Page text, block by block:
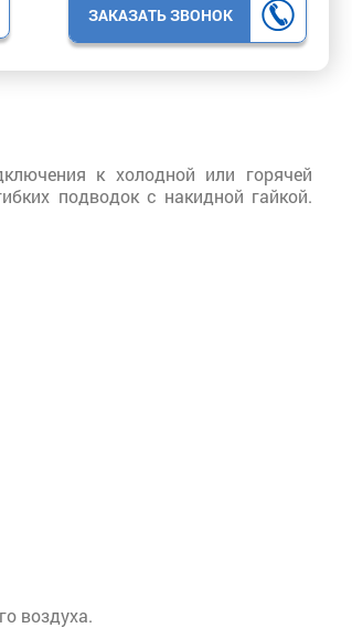
ЗАКАЗАТЬ ЗВОНОК
к холодной или горячей
подводок с накидной гайкой.
воздуха.